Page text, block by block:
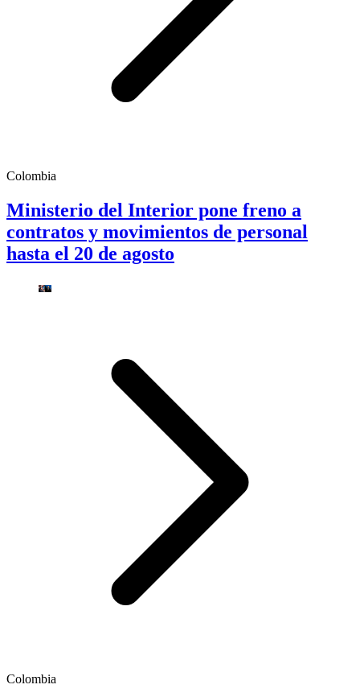
Colombia
Ministerio del Interior pone freno a
contratos y movimientos de personal
hasta el 20 de agosto
Colombia